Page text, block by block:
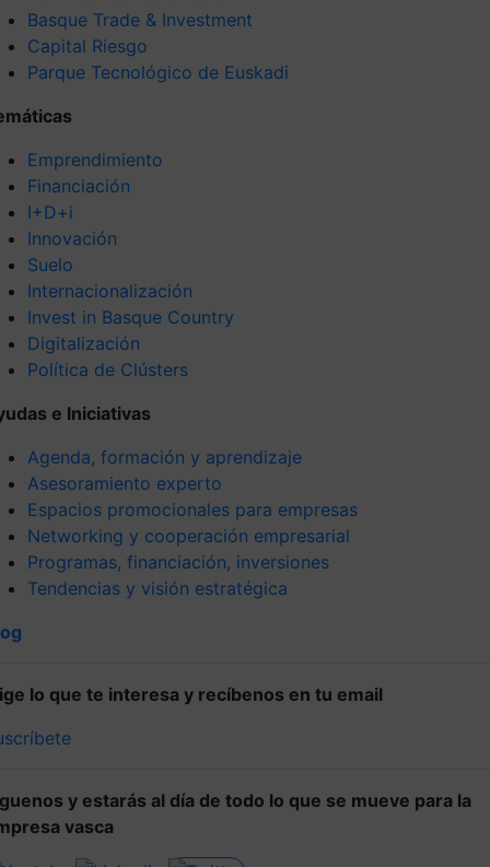
Basque Trade & Investment
Capital Riesgo
Parque Tecnológico de Euskadi
Emprendimiento
Financiación
I+D+i
Innovación
Suelo
Internacionalización
Invest in Basque Country
Digitalización
Política de Clústers
e Iniciativas
Agenda, formación y aprendizaje
Asesoramiento experto
Espacios promocionales para empresas
Networking y cooperación empresarial
Programas, financiación, inversiones
Tendencias y visión estratégica
lo que te interesa y recíbenos en tu email
y estarás al día de todo lo que se mueve para la
vasca